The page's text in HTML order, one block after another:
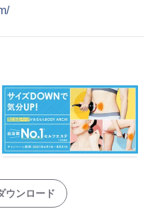
ウンロード